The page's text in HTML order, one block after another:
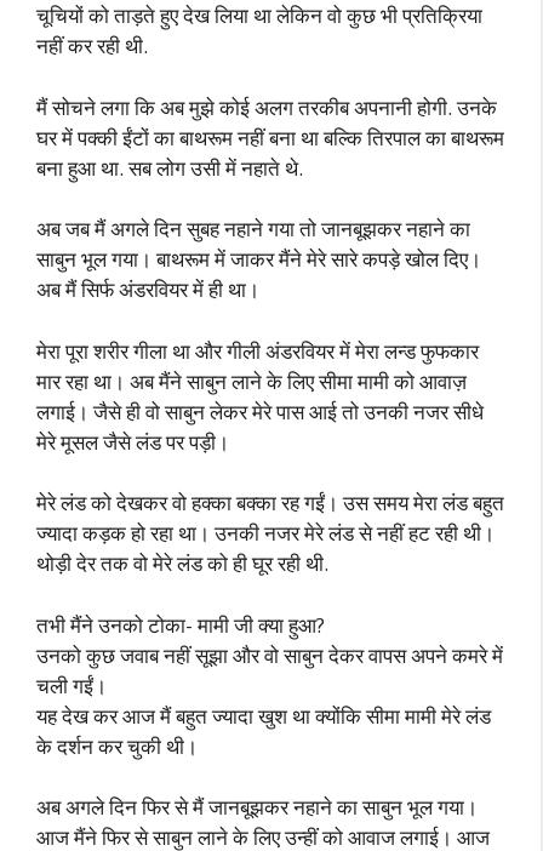
चूचियों को ताड़ते हुए देख लिया था लेकिन वो कुछ भी प्रतिक्रिया
नहीं कर रही थी.
मैं सोचने लगा कि अब मुझे कोई अलग तरकीब अपनानी होगी. उनके
घर में पक्की ईंटों का बाथरूम नहीं बना था बल्कि तिरपाल का बाथरूम
बना हुआ था. सब लोग उसी में नहाते थे.
अब जब मैं अगले दिन सुबह नहाने गया तो जानबूझकर नहाने का
साबुन भूल गया। बाथरूम में जाकर मैंने मेरे सारे कपड़े खोल दिए।
अब मैं सिर्फ अंडरवियर में ही था।
मेरा पूरा शरीर गीला था और गीली अंडरवियर में मेरा लन्ड फुफकार
मार रहा था। अब मैंने साबुन लाने के लिए सीमा मामी को आवाज़
लगाई। जैसे ही वो साबुन लेकर मेरे पास आई तो उनकी नजर सीधे
मेरे मूसल जैसे लंड पर पड़ी।
मेरे लंड को देखकर वो हक्का बक्का रह गईं। उस समय मेरा लंड बहुत
ज्यादा कड़क हो रहा था। उनकी नजर मेरे लंड से नहीं हट रही थी।
थोड़ी देर तक वो मेरे लंड को ही घूर रही थी.
तभी मैंने उनको टोका- मामी जी क्या हुआ?
उनको कुछ जवाब नहीं सूझा और वो साबुन देकर वापस अपने कमरे में
चली गईं।
यह देख कर आज मैं बहुत ज्यादा खुश था क्योंकि सीमा मामी मेरे लंड
के दर्शन कर चुकी थी।
अब अगले दिन फिर से मैं जानबूझकर नहाने का साबुन भूल गया।
आज मैंने फिर से साबुन लाने के लिए उन्हीं को आवाज लगाई। आज